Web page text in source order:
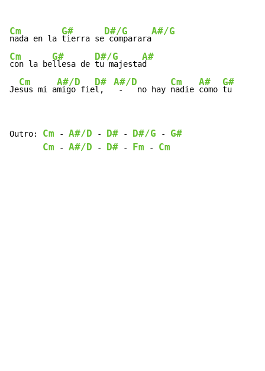
Cm
nada en la
G#
tierra se
D#/G
comparara
A#/G
Cm
con la be
G#
llesa de
D#/G
tu majesta
A#
d
Je
Cm
sus mi a
A#/D
migo fie
D#
l,
A#/D
-   no hay
Cm
nadie
A#
como
G#
tu
Outro: Cm - A#/D - D# - D#/G -
G#
Cm
- A#/D - D# - Fm - Cm